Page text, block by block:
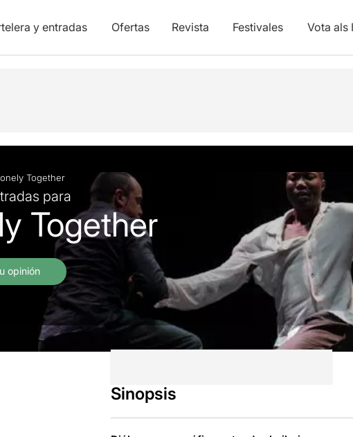
y entradas Ofertas Revista Festivales Vota als
artística
Together
para
Together
opinión
Sinopsis